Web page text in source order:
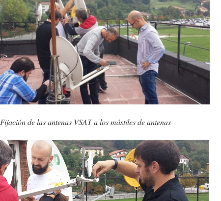
Fijación de las antenas VSAT a los mástiles de antenas